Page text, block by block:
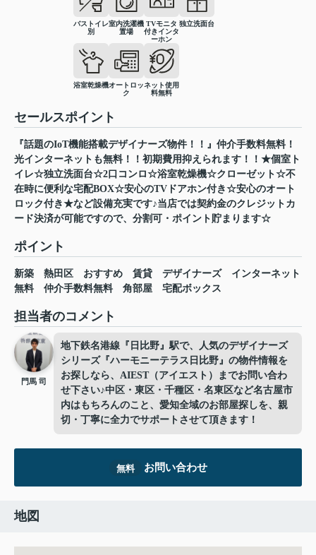
バストイレ
別
室内洗濯機
置場
TVモニタ
付きインタ
ーホン
独立洗面台
浴室乾燥機オートロッ
ク
ネット使用
料無料
セールスポイント
『話題のIoT機能搭載デザイナーズ物件！！』仲介手数料無料！
光インターネットも無料！！初期費用抑えられます！！★個室ト
イレ☆独立洗面台☆2口コンロ☆浴室乾燥機☆クローゼット☆不
在時に便利な宅配BOX☆安心のTVドアホン付き☆安心のオート
ロック付き★など設備充実です♪当店では契約金のクレジットカ
ード決済が可能ですので、分割可・ポイント貯まります☆
ポイント
新築 熱田区 おすすめ 賃貸 デザイナーズ
インターネット
無料
仲介手数料無料 角部屋 宅配ボックス
担当者のコメント
門馬 司
地下鉄名港線『日比野』駅で、人気のデザイナーズ
シリーズ『ハーモニーテラス日比野』の物件情報を
お探しなら、AIEST（アイエスト）までお問い合わ
せ下さい♪中区・東区・千種区・名東区など名古屋市
内はもちろんのこと、愛知全域のお部屋探しを、親
切・丁寧に全力でサポートさせて頂きます！
無料 お問い合わせ
地図